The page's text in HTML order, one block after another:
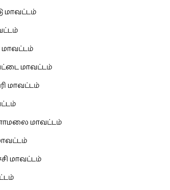
மாவட்டம்
மாவட்டம்
மாவட்டம்
மாவட்டம்
மாவட்டம்
மாவட்டம்